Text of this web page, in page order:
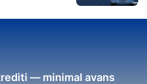
— minimal avans